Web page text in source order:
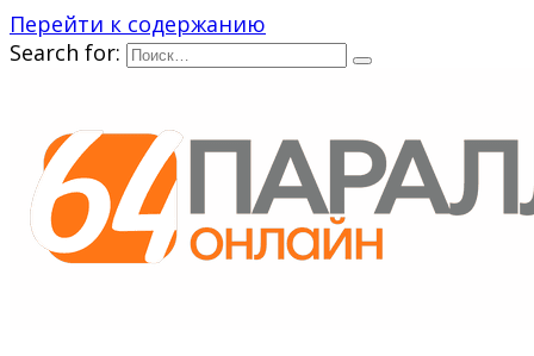
Перейти к содержанию
Search for: